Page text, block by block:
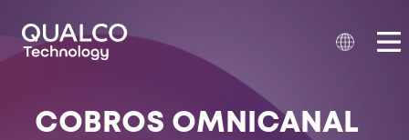
COBROS OMNICANAL